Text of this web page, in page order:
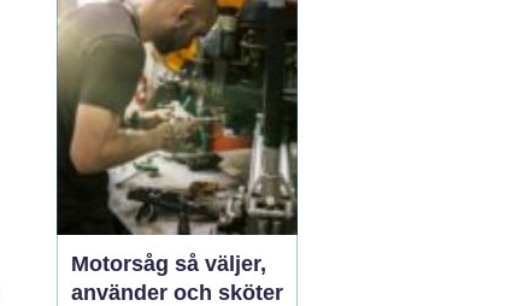
har sina egna
förutsättningar och små
detaljer kan göra stor
skillnad för slutpriset. En
02 augusti 2026
Motorsåg så väljer,
använder och sköter